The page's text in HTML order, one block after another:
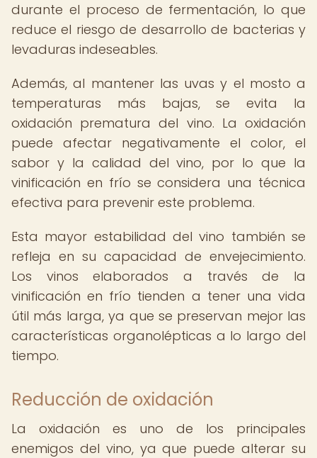
durante el proceso de fermentación, lo que
reduce el riesgo de desarrollo de bacterias y
levaduras indeseables.
Además, al mantener las uvas y el mosto a
temperaturas más bajas, se evita la
oxidación prematura del vino. La oxidación
puede afectar negativamente el color, el
sabor y la calidad del vino, por lo que la
vinificación en frío se considera una técnica
efectiva para prevenir este problema.
Esta mayor estabilidad del vino también se
refleja en su capacidad de envejecimiento.
Los vinos elaborados a través de la
vinificación en frío tienden a tener una vida
útil más larga, ya que se preservan mejor las
características organolépticas a lo largo del
tiempo.
Reducción de oxidación
La oxidación es uno de los principales
enemigos del vino, ya que puede alterar su